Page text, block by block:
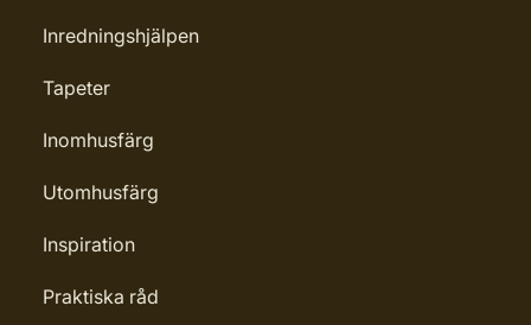
Inredningshjälpen
Tapeter
Inomhusfärg
Utomhusfärg
Inspiration
Praktiska råd